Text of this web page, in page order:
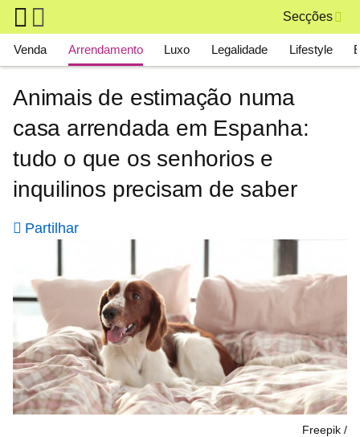
Skip to main content
Secções
Main navigation
Venda Arrendamento Luxo Legalidade Lifestyle
Animais de estimação numa
casa arrendada em Espanha:
tudo o que os senhorios e
inquilinos precisam de saber
Partilhar
Freepik